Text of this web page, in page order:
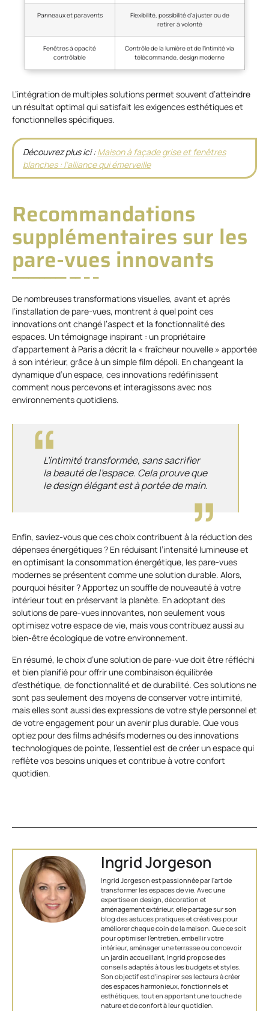
Panneaux et paravents
Flexibilité, possibilité d’ajuster ou de
retirer à volonté
Fenêtres à opacité
contrôlable
Contrôle de la lumière et de l’intimité via
télécommande, design moderne
L’intégration de multiples solutions permet souvent d’atteindre
un résultat optimal qui satisfait les exigences esthétiques et
fonctionnelles spécifiques.
Découvrez plus ici :Maison à façade grise et fenêtres
blanches : l’alliance qui émerveille
Recommandations
supplémentaires sur les
pare-vues innovants
De nombreuses transformations visuelles, avant et après
l’installation de pare-vues, montrent à quel point ces
innovations ont changé l’aspect et la fonctionnalité des
espaces. Un témoignage inspirant : un propriétaire
d’appartement à Paris a décrit la « fraîcheur nouvelle » apportée
à son intérieur, grâce à un simple film dépoli. En changeant la
dynamique d’un espace, ces innovations redéfinissent
comment nous percevons et interagissons avec nos
environnements quotidiens.
L’intimité transformée, sans sacrifier
la beauté de l’espace. Cela prouve que
le design élégant est à portée de main.
Enfin, saviez-vous que ces choix contribuent à la réduction des
dépenses énergétiques ? En réduisant l’intensité lumineuse et
en optimisant la consommation énergétique, les pare-vues
modernes se présentent comme une solution durable. Alors,
pourquoi hésiter ? Apportez un souffle de nouveauté à votre
intérieur tout en préservant la planète. En adoptant des
solutions de pare-vues innovantes, non seulement vous
optimisez votre espace de vie, mais vous contribuez aussi au
bien-être écologique de votre environnement.
En résumé, le choix d’une solution de pare-vue doit être réfléchi
et bien planifié pour offrir une combinaison équilibrée
d’esthétique, de fonctionnalité et de durabilité. Ces solutions ne
sont pas seulement des moyens de conserver votre intimité,
mais elles sont aussi des expressions de votre style personnel et
de votre engagement pour un avenir plus durable. Que vous
optiez pour des films adhésifs modernes ou des innovations
technologiques de pointe, l’essentiel est de créer un espace qui
reflète vos besoins uniques et contribue à votre confort
quotidien.
Ingrid Jorgeson
Ingrid Jorgeson est passionnée par l'art de
transformer les espaces de vie. Avec une
expertise en design, décoration et
aménagement extérieur, elle partage sur son
blog des astuces pratiques et créatives pour
améliorer chaque coin de la maison. Que ce soit
pour optimiser l’entretien, embellir votre
intérieur, aménager une terrasse ou concevoir
un jardin accueillant, Ingrid propose des
conseils adaptés à tous les budgets et styles.
Son objectif est d'inspirer ses lecteurs à créer
des espaces harmonieux, fonctionnels et
esthétiques, tout en apportant une touche de
nature et de confort à leur quotidien.